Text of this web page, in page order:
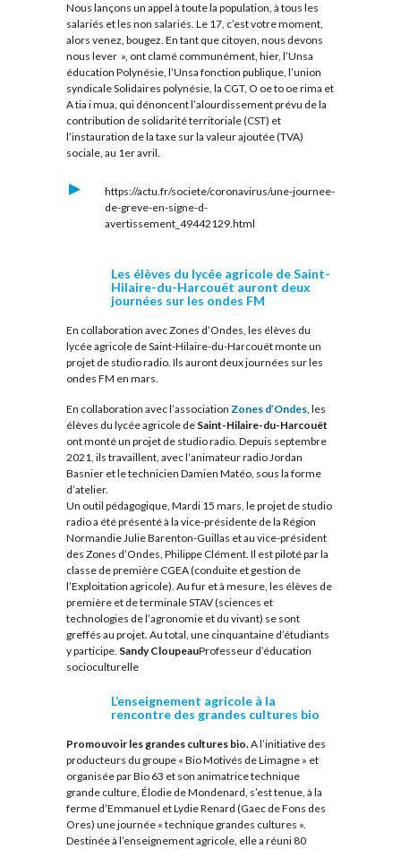
Nous lançons un appel à toute la population, à tous les
salariés et les non salariés. Le 17, c’est votre moment,
alors venez, bougez. En tant que citoyen, nous devons
nous lever », ont clamé communément, hier, l’Unsa
éducation Polynésie, l’Unsa fonction publique, l’union
syndicale Solidaires polynésie, la CGT, O oe to oe rima et
A tia i mua, qui dénoncent l’alourdissement prévu de la
contribution de solidarité territoriale (CST) et
l’instauration de la taxe sur la valeur ajoutée (TVA)
sociale, au 1er avril.
https://actu.fr/societe/coronavirus/une-journee-
de-greve-en-signe-d-
avertissement_49442129.html
Les élèves du lycée agricole de Saint-
Hilaire-du-Harcouët auront deux
journées sur les ondes FM
En collaboration avec Zones d’Ondes, les élèves du
lycée agricole de Saint-Hilaire-du-Harcouët monte un
projet de studio radio. Ils auront deux journées sur les
ondes FM en mars.
En collaboration avec l’association Zones d’Ondes, les
élèves du lycée agricole de Saint-Hilaire-du-Harcouët
ont monté un projet de studio radio. Depuis septembre
2021, ils travaillent, avec l’animateur radio Jordan
Basnier et le technicien Damien Matéo, sous la forme
d’atelier.
Un outil pédagogique, Mardi 15 mars, le projet de studio
radio a été présenté à la vice-présidente de la Région
Normandie Julie Barenton-Guillas et au vice-président
des Zones d’Ondes, Philippe Clément. Il est piloté par la
classe de première CGEA (conduite et gestion de
l’Exploitation agricole). Au fur et à mesure, les élèves de
première et de terminale STAV (sciences et
technologies de l’agronomie et du vivant) se sont
greffés au projet. Au total, une cinquantaine d’étudiants
y participe. Sandy CloupeauProfesseur d’éducation
socioculturelle
L’enseignement agricole à la
rencontre des grandes cultures bio
Promouvoir les grandes cultures bio.A l’initiative des
producteurs du groupe « Bio Motivés de Limagne » et
organisée par Bio 63 et son animatrice technique
grande culture, Élodie de Mondenard, s’est tenue, à la
ferme d’Emmanuel et Lydie Renard (Gaec de Fons des
Ores) une journée « technique grandes cultures ».
Destinée à l’enseignement agricole, elle a réuni 80